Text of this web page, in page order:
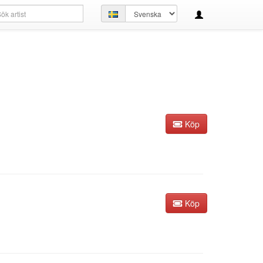
Ställ
in
språk
Köp
Köp